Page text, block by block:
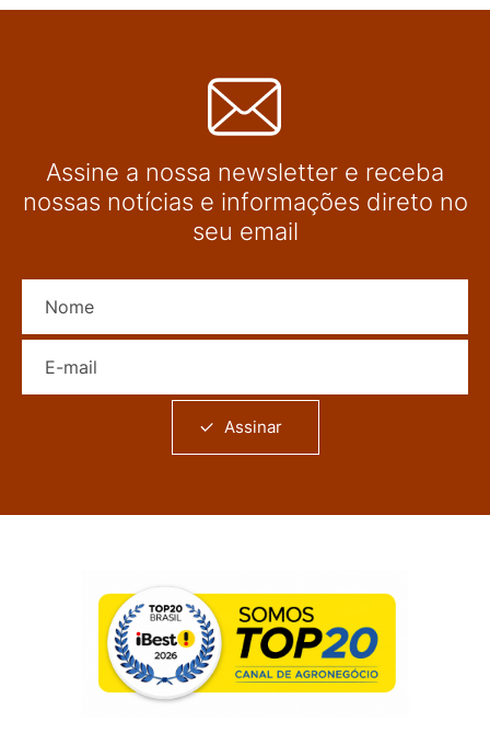
Assine a nossa newsletter e receba
nossas notícias e informações direto no
seu email
Assinar